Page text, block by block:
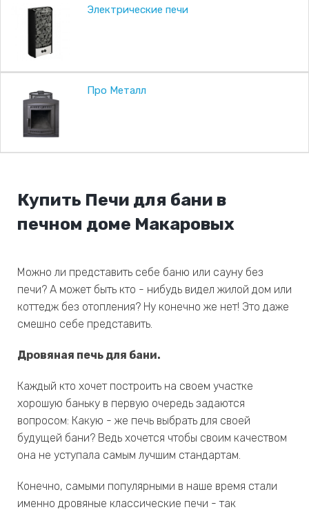
Электрические печи
Про Металл
Купить Печи для бани в
печном доме Макаровых
Можно ли представить себе баню или сауну без
печи? А может быть кто - нибудь видел жилой дом или
коттедж без отопления? Ну конечно же нет! Это даже
смешно себе представить.
Дровяная печь для бани.
Каждый кто хочет построить на своем участке
хорошую баньку в первую очередь задаются
вопросом: Какую - же печь выбрать для своей
будущей бани? Ведь хочется чтобы своим качеством
она не уступала самым лучшим стандартам.
Конечно, самыми популярными в наше время стали
именно дровяные классические печи - так